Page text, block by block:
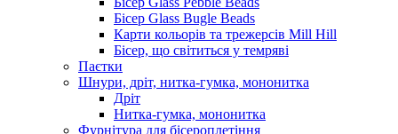
Бісер Glass Bugle Beads
Карти кольорів та трежерсів Mill Hill
Бісер, що світиться у темряві
Паєтки
Шнури, дріт, нитка-гумка, мононитка
Дріт
Нитка-гумка, мононитка
Фурнітура для бісероплетіння